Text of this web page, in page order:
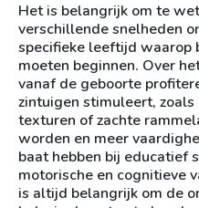
Het is belangrijk om te
verschillende snelheden
specifieke leeftijd waarop
moeten beginnen. Over
vanaf de geboorte
zintuigen stimuleert,
texturen of zachte
worden en meer
baat hebben bij educatief
motorische en cognitieve
is altijd belangrijk om de